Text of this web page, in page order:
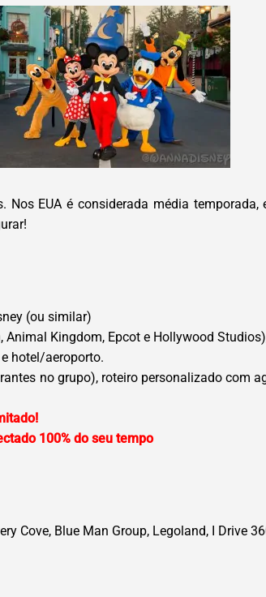
EUA é considerada média
(ou similar)
Kingdom, Epcot e Hollywood
hotel/aeroporto.
no grupo), roteiro personalizado com
100% do seu tempo
Cove, Blue Man Group, Legoland, I Drive